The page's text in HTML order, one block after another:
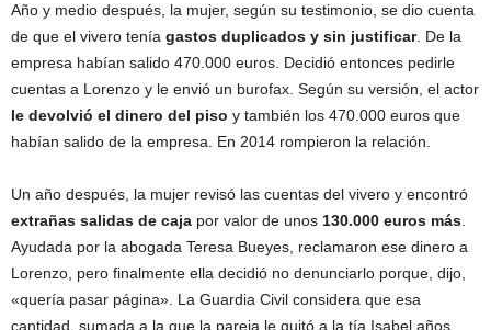
Año y medio después, la mujer, según su testimonio, se dio cuenta
de que el vivero tenía gastos duplicados y sin justificar. De la
empresa habían salido 470.000 euros. Decidió entonces pedirle
cuentas a Lorenzo y le envió un burofax. Según su versión, el actor
le devolvió el dinero del piso y también los 470.000 euros que
habían salido de la empresa. En 2014 rompieron la relación.
Un año después, la mujer revisó las cuentas del vivero y encontró
extrañas salidas de caja por valor de unos 130.000 euros más
Ayudada por la abogada Teresa Bueyes, reclamaron ese dinero a
Lorenzo, pero finalmente ella decidió no denunciarlo porque, dijo,
«quería pasar página». La Guardia Civil considera que esa
cantidad, sumada a la que la pareja le quitó a la tía Isabel años